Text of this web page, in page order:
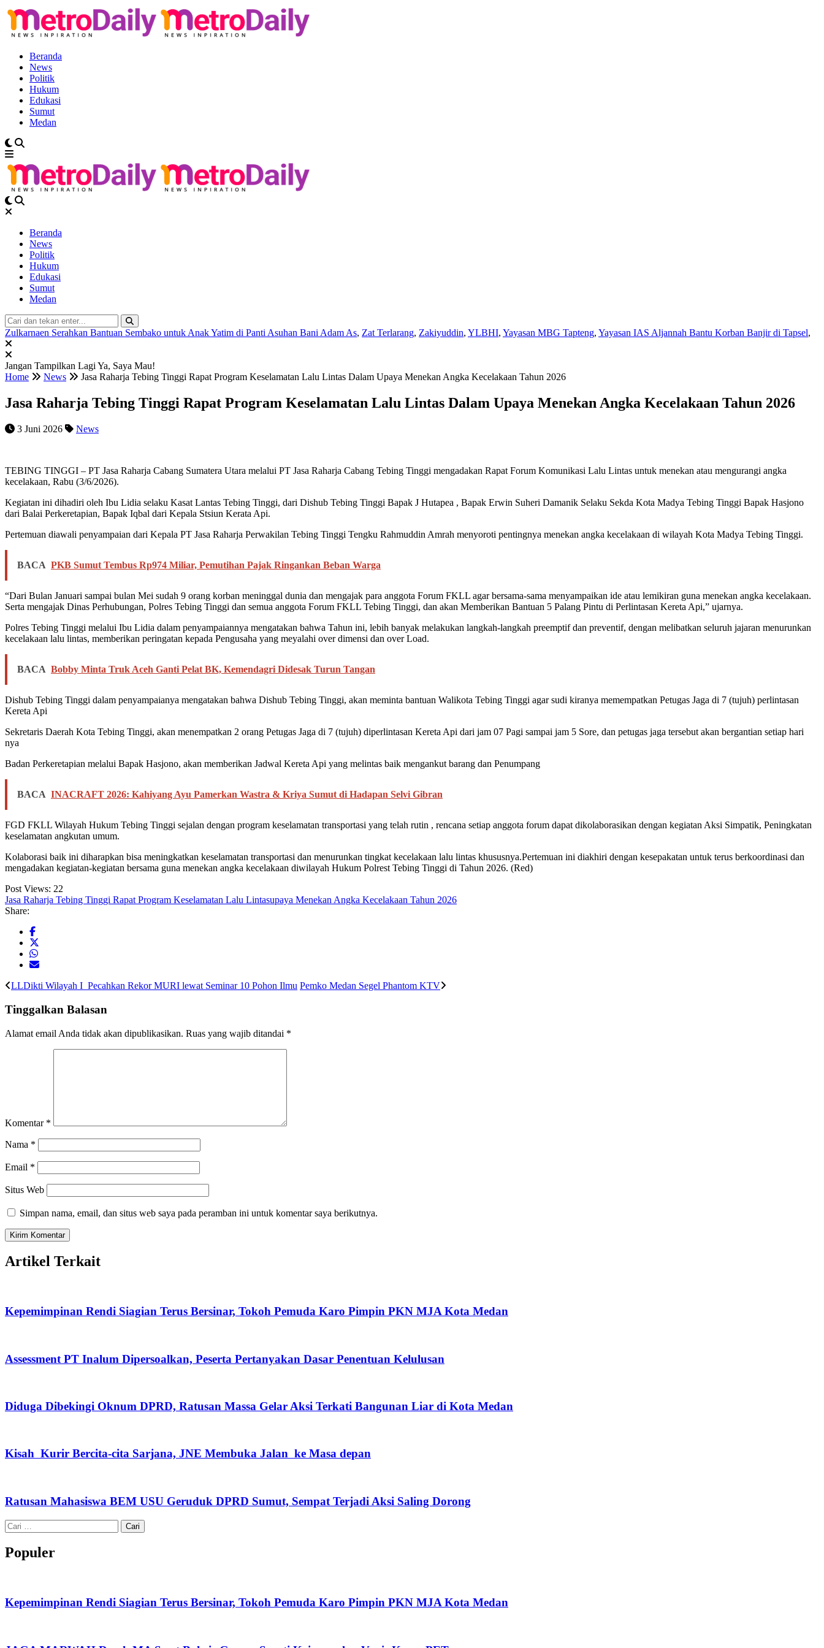
Beranda
News
Politik
Hukum
Edukasi
Sumut
Medan
Beranda
News
Politik
Hukum
Edukasi
Sumut
Medan
Zulkarnaen Serahkan Bantuan Sembako untuk Anak Yatim di Panti Asuhan Bani Adam As, Zat Terlarang, Zakiyuddin, YLBHI, Yayasan MBG Tapteng, Yayasan IAS Aljannah Bantu Korban Banjir di Tapsel,
Jangan Tampilkan Lagi Ya, Saya Mau!
Home
News Jasa Raharja Tebing Tinggi Rapat Program Keselamatan Lalu Lintas Dalam Upaya Menekan Angka Kecelakaan Tahun 2026
Jasa Raharja Tebing Tinggi Rapat Program Keselamatan Lalu Lintas Dalam Upaya Menekan Angka Kecelakaan Tahun 2026
3 Juni 2026 News
TEBING TINGGI – PT Jasa Raharja Cabang Sumatera Utara melalui PT Jasa Raharja Cabang Tebing Tinggi mengadakan Rapat Forum Komunikasi Lalu Lintas untuk menekan atau mengurangi angka
kecelakaan, Rabu (3/6/2026).
Kegiatan ini dihadiri oleh Ibu Lidia selaku Kasat Lantas Tebing Tinggi, dari Dishub Tebing Tinggi Bapak J Hutapea , Bapak Erwin Suheri Damanik Selaku Sekda Kota Madya Tebing Tinggi Bapak Hasjono
dari Balai Perkeretapian, Bapak Iqbal dari Kepala Stsiun Kerata Api.
Pertemuan diawali penyampaian dari Kepala PT Jasa Raharja Perwakilan Tebing Tinggi Tengku Rahmuddin Amrah menyoroti pentingnya menekan angka kecelakaan di wilayah Kota Madya Tebing Tinggi.
BACA PKB Sumut Tembus Rp974 Miliar, Pemutihan Pajak Ringankan Beban Warga
“Dari Bulan Januari sampai bulan Mei sudah 9 orang korban meninggal dunia dan mengajak para anggota Forum FKLL agar bersama-sama menyampaikan ide atau lemikiran guna menekan angka kecelakaan.
Serta mengajak Dinas Perhubungan, Polres Tebing Tinggi dan semua anggota Forum FKLL Tebing Tinggi, dan akan Memberikan Bantuan 5 Palang Pintu di Perlintasan Kereta Api,” ujarnya.
Polres Tebing Tinggi melalui Ibu Lidia dalam penyampaiannya mengatakan bahwa Tahun ini, lebih banyak melakukan langkah-langkah preemptif dan preventif, dengan melibatkan seluruh jajaran menurunkan
kecelakaan lalu lintas, memberikan peringatan kepada Pengusaha yang meyalahi over dimensi dan over Load.
BACA Bobby Minta Truk Aceh Ganti Pelat BK, Kemendagri Didesak Turun Tangan
Dishub Tebing Tinggi dalam penyampaianya mengatakan bahwa Dishub Tebing Tinggi, akan meminta bantuan Walikota Tebing Tinggi agar sudi kiranya memempatkan Petugas Jaga di 7 (tujuh) perlintasan
Kereta Api
Sekretaris Daerah Kota Tebing Tinggi, akan menempatkan 2 orang Petugas Jaga di 7 (tujuh) diperlintasan Kereta Api dari jam 07 Pagi sampai jam 5 Sore, dan petugas jaga tersebut akan bergantian setiap hari
nya
Badan Perkeretapian melalui Bapak Hasjono, akan memberikan Jadwal Kereta Api yang melintas baik mengankut barang dan Penumpang
BACA INACRAFT 2026: Kahiyang Ayu Pamerkan Wastra & Kriya Sumut di Hadapan Selvi Gibran
FGD FKLL Wilayah Hukum Tebing Tinggi sejalan dengan program keselamatan transportasi yang telah rutin , rencana setiap anggota forum dapat dikolaborasikan dengan kegiatan Aksi Simpatik, Peningkatan
keselamatan angkutan umum.
Kolaborasi baik ini diharapkan bisa meningkatkan keselamatan transportasi dan menurunkan tingkat kecelakaan lalu lintas khususnya.Pertemuan ini diakhiri dengan kesepakatan untuk terus berkoordinasi dan
mengadakan kegiatan-kegiatan bersama guna menekan angka kecelakaan diwilayah Hukum Polrest Tebing Tinggi di Tahun 2026. (Red)
Post Views: 22
Jasa Raharja Tebing Tinggi Rapat Program Keselamatan Lalu Lintasupaya Menekan Angka Kecelakaan Tahun 2026
Share:
LLDikti Wilayah I Pecahkan Rekor MURI lewat Seminar 10 Pohon Ilmu Pemko Medan Segel Phantom KTV
Tinggalkan Balasan
Alamat email Anda tidak akan dipublikasikan. Ruas yang wajib ditandai *
Komentar *
Nama *
Email *
Situs Web
Simpan nama, email, dan situs web saya pada peramban ini untuk komentar saya berikutnya.
Artikel Terkait
Kepemimpinan Rendi Siagian Terus Bersinar, Tokoh Pemuda Karo Pimpin PKN MJA Kota Medan
Assessment PT Inalum Dipersoalkan, Peserta Pertanyakan Dasar Penentuan Kelulusan
Diduga Dibekingi Oknum DPRD, Ratusan Massa Gelar Aksi Terkati Bangunan Liar di Kota Medan
Kisah Kurir Bercita-cita Sarjana, JNE Membuka Jalan ke Masa depan
Ratusan Mahasiswa BEM USU Geruduk DPRD Sumut, Sempat Terjadi Aksi Saling Dorong
Cari
untuk:
Populer
Kepemimpinan Rendi Siagian Terus Bersinar, Tokoh Pemuda Karo Pimpin PKN MJA Kota Medan